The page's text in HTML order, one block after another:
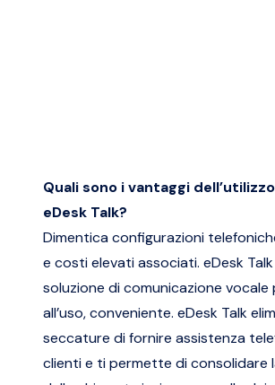
Quali sono i vantaggi
eDesk Talk?
Dimentica configurazioni
e costi elevati associati. eDesk
soluzione di comunicazione
all’uso, conveniente. eDesk Talk
seccature di fornire assistenza
clienti e ti permette di consolidare